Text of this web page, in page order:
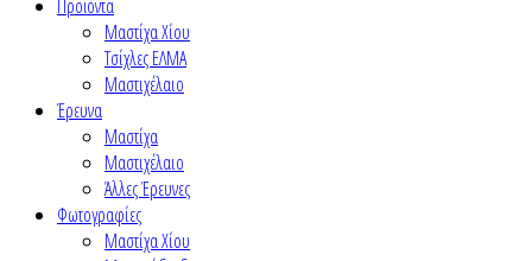
Προϊόντα
Μαστίχα Χίου
Τσίχλες ΕΛΜΑ
Μαστιχέλαιο
Έρευνα
Μαστίχα
Μαστιχέλαιο
Άλλες Έρευνες
Φωτογραφίες
Μαστίχα Χίου